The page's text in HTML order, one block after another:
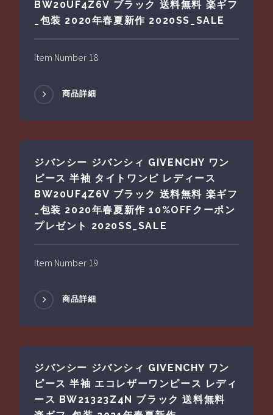
BW20UF4Z6V ブラック 送料無料 楽ギフ
_包装 2020年春夏新作 2020SS_SALE
Item Number 18
商品詳細
ジバンシー ジバンシィ GIVENCHY ワン
ピース 半袖 タイトワンピ レディース
BW20UF4Z6V ブラック 送料無料 楽ギフ
_包装 2020年春夏新作 10%OFFクーポン
プレゼント 2020SS_SALE
Item Number 19
商品詳細
ジバンシー ジバンシィ GIVENCHY ワン
ピース 半袖 エコレザーワンピース レディ
ース BW21323Z4N ブラック 送料無料